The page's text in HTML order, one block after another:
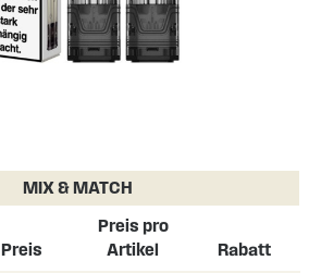
MIX & MATCH
Preis
Preis pro
Artikel
Rabatt